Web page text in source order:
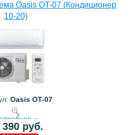
Oasis OT-07 (Кондиционер
10-20)
Oasis OT-07
»
390 руб.